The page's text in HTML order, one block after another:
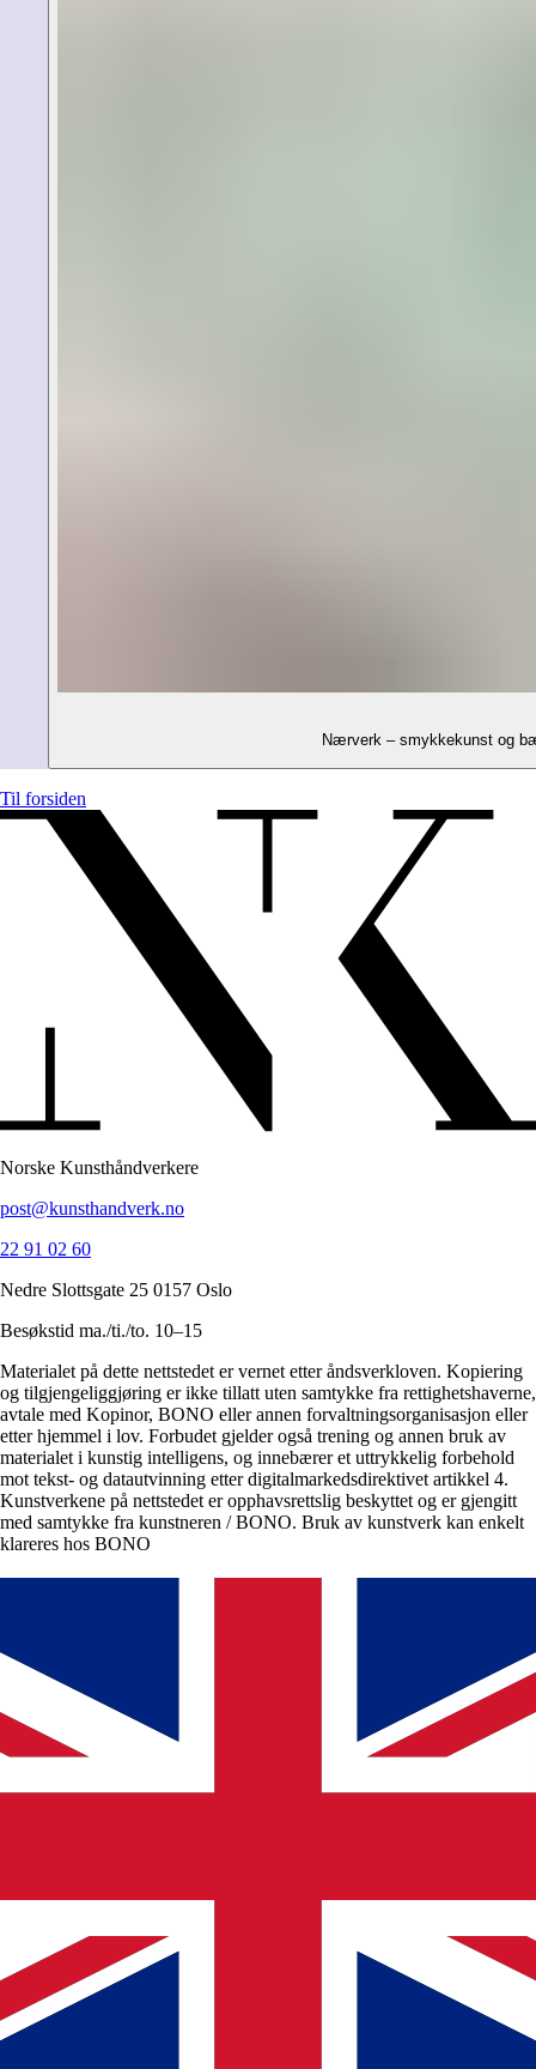
Nærverk – smykkekunst og
Til forsiden
Norske Kunsthåndverkere
post@kunsthandverk.no
22 91 02 60
Nedre Slottsgate 25 0157 Oslo
Besøkstid ma./ti./to. 10–15
Materialet på dette nettstedet er vernet etter åndsverkloven. Kopiering
og tilgjengeliggjøring er ikke tillatt uten samtykke fra rettighetshaverne,
avtale med Kopinor, BONO eller annen forvaltningsorganisasjon eller
etter hjemmel i lov. Forbudet gjelder også trening og annen bruk av
materialet i kunstig intelligens, og innebærer et uttrykkelig forbehold
mot tekst- og datautvinning etter digitalmarkedsdirektivet artikkel 4.
Kunstverkene på nettstedet er opphavsrettslig beskyttet og er gjengitt
med samtykke fra kunstneren / BONO. Bruk av kunstverk kan enkelt
klareres hos BONO